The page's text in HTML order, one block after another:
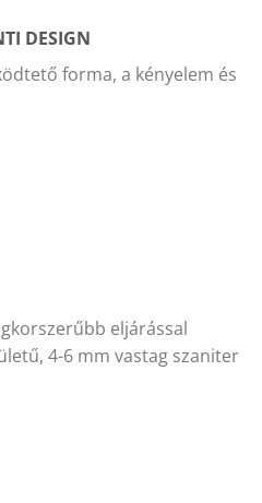
DESIGN
forma, a kényelem és
eljárással
4-6 mm vastag szaniter